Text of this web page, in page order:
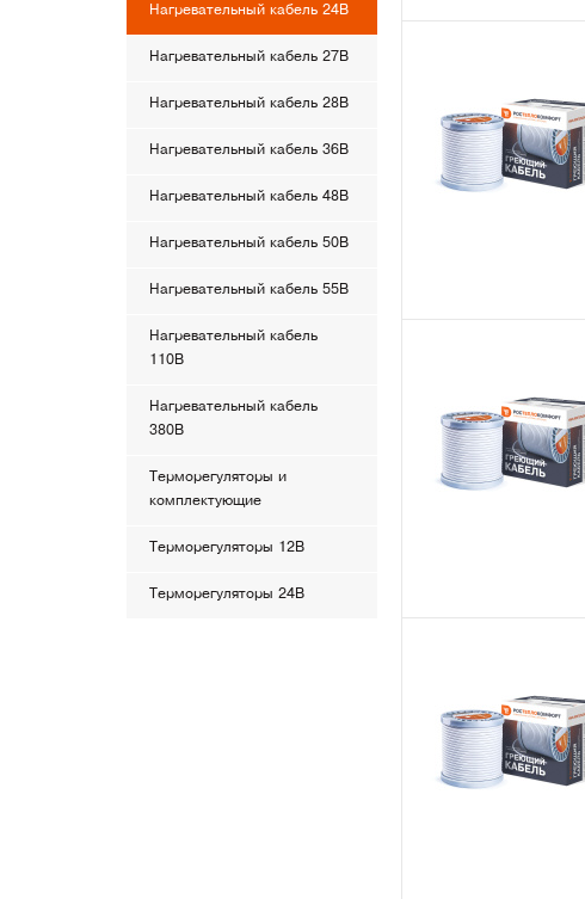
Нагревательный кабель 24В
Нагревательный кабель 27В
Нагревательный кабель 28В
Нагревательный кабель 36В
Нагревательный кабель 48В
Нагревательный кабель 50В
Нагревательный кабель 55В
Нагревательный кабель
110В
Нагревательный кабель
380В
Терморегуляторы и
комплектующие
Терморегуляторы 12В
Терморегуляторы 24В